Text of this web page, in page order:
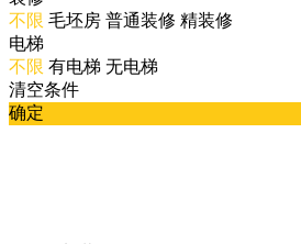
不限 毛坯房 普通装修 精装修
电梯
不限 有电梯 无电梯
清空条件
确定